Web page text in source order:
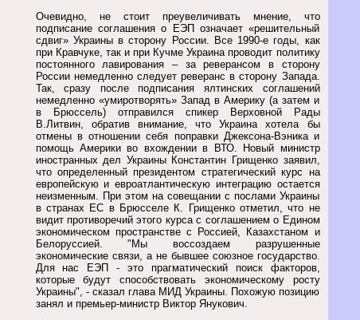
Очевидно, не стоит преувеличивать мнение, что
подписание соглашения о ЕЭП означает «решительный
сдвиг» Украины в сторону России. Все 1990-е годы, как
при Кравчуке, так и при Кучме Украина проводит политику
постоянного лавирования – за реверансом в сторону
России немедленно следует реверанс в сторону Запада.
Так, сразу после подписания ялтинских соглашений
немедленно «умиротворять» Запад в Америку (а затем и
в Брюссель) отправился спикер Верховной Рады
В.Литвин, обратив внимание, что Украина хотела бы
отмены в отношении себя поправки Джексона-Вэника и
помощь Америки во вхождении в ВТО. Новый министр
иностранных дел Украины Константин Грищенко заявил,
что определенный президентом стратегический курс на
европейскую и евроатлантическую интеграцию остается
неизменным. При этом на совещании с послами Украины
в странах ЕС в Брюсселе К. Грищенко отметил, что не
видит противоречий этого курса с соглашением о Едином
экономическом пространстве с Россией, Казахстаном и
Белоруссией. "Мы воссоздаем разрушенные
экономические связи, а не бывшее союзное государство.
Для нас ЕЭП - это прагматический поиск факторов,
которые будут способствовать экономическому росту
Украины", - сказал глава МИД Украины. Похожую позицию
занял и премьер-министр Виктор Янукович.